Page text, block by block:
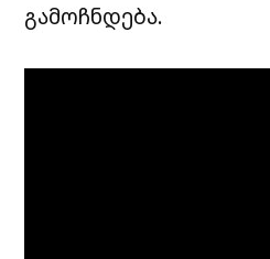
გამოჩნდება.